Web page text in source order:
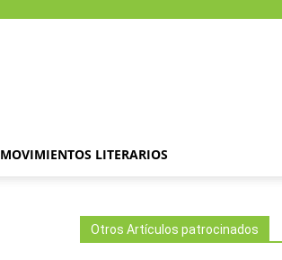
MOVIMIENTOS LITERARIOS
Otros Artículos patrocinados